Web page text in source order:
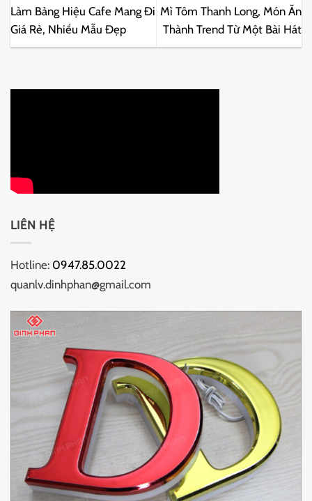
Làm Bảng Hiệu Cafe Mang Đi
Giá Rẻ, Nhiều Mẫu Đẹp
Mì Tôm Thanh Long, Món Ăn
Thành Trend Từ Một Bài Hát
LIÊN HỆ
Hotline: 0947.85.0022
quanlv.dinhphan@gmail.com